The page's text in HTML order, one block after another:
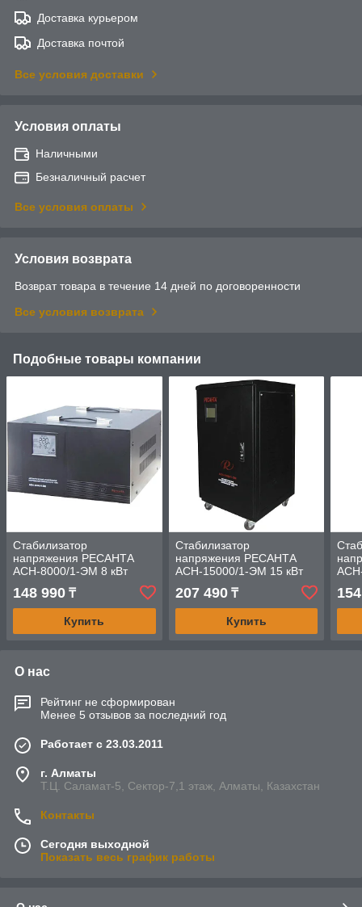
Доставка курьером
Доставка почтой
Все условия доставки
Условия оплаты
Наличными
Безналичный расчет
Все условия оплаты
Условия возврата
Возврат товара в течение 14 дней по договоренности
Все условия возврата
Подобные товары компании
Стабилизатор
напряжения РЕСАНТА
АСН-8000/1-ЭМ 8 кВт
Однофазный
электромеханический
148 990 ₸
Купить
Стабилизатор
напряжения РЕСАНТА
АСН-15000/1-ЭМ 15 кВт
Однофазный
электромеханический
207 490₸
Купить
О нас
Рейтинг не сформирован
Менее 5 отзывов за последний год
Работает с 23.03.2011
г. Алматы
Т.Ц. Саламат-5, Cектор-7,1 этаж, Алматы, Казахстан
Контакты
Сегодня выходной
Показать весь график работы